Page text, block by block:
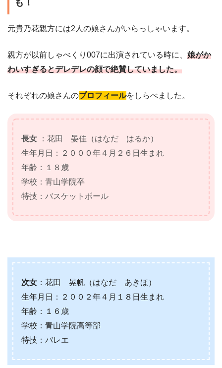
も！
元貴乃花親方には2人の娘さんがいらっしゃいます。
親方が以前しゃべくり007に出演されている時に、 娘がか
わいすぎるとデレデレの顔で絶賛していました。
それぞれの娘さんのプロフィールをしらべました。
長女 ：花田 晏佳（はなだ はるか）
生年月日：２０００年４月２６日生まれ
年齢：１８歳
学校：青山学院卒
特技：バスケットボール
次女 ：花田 晃帆（はなだ あきほ）
生年月日：２００２年４月１８日生まれ
年齢：１６歳
学校：青山学院高等部
特技：バレエ